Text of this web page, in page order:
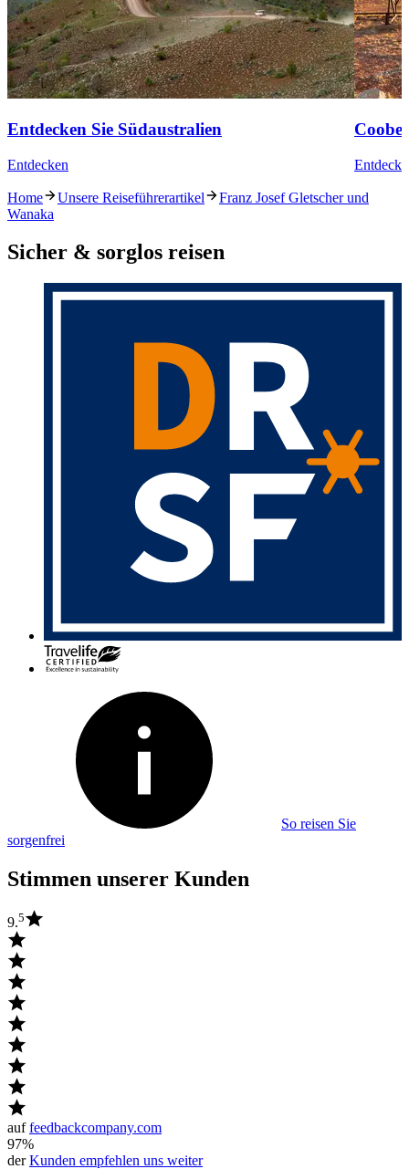
Entdecken Sie Südaustralien
Entdecken
Home Unsere Reiseführerartikel
Franz Josef Gletscher und
Wanaka
Sicher & sorglos reisen
So reisen Sie
sorgenfrei
Stimmen unserer Kunden
9.5
auffeedbackcompany.com
97%
derKunden empfehlen uns weiter